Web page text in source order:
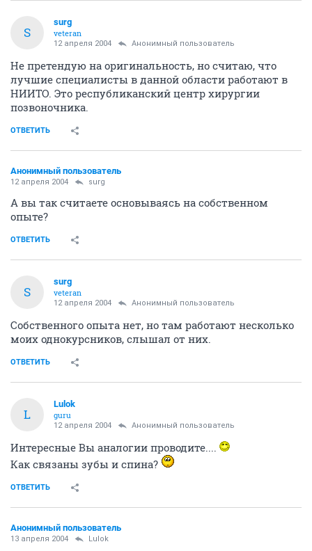
S
surg
veteran
12 апреля 2004 Анонимный пользователь
Не претендую на оригинальность, но считаю, что
лучшие специалисты в данной области работают в
НИИТО. Это республиканский центр хирургии
позвоночника.
ОТВЕТИТЬ
Анонимный пользователь
12 апреля 2004 surg
А вы так считаете основываясь на собственном
опыте?
ОТВЕТИТЬ
S
surg
veteran
12 апреля 2004 Анонимный пользователь
Собственного опыта нет, но там работают несколько
моих однокурсников, слышал от них.
ОТВЕТИТЬ
L
Lulok
guru
12 апреля 2004 Анонимный пользователь
Интересные Вы аналогии проводите....
Как связаны зубы и спина?
ОТВЕТИТЬ
Анонимный пользователь
13 апреля 2004 Lulok